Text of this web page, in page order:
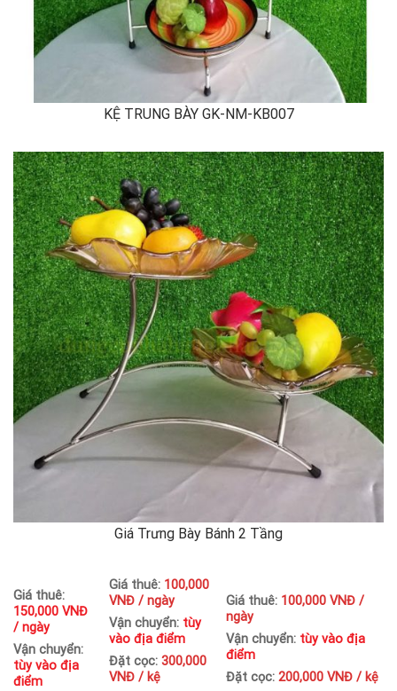
KỆ TRUNG BÀY GK-NM-KB007
Giá Trưng Bày Bánh 2 Tầng
Giá thuê:
150,000 VNĐ
/ ngày
Vận chuyển:
tùy vào địa
điểm
Giá thuê: 100,000
VNĐ / ngày
Vận chuyển: tùy
vào địa điểm
Đặt cọc:300,000
VNĐ / kệ
Giá thuê: 100,000 VNĐ /
ngày
Vận chuyển: tùy vào địa
điểm
Đặt cọc:200,000 VNĐ / kệ